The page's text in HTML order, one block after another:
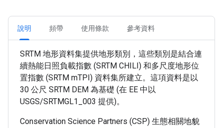
說明 頻帶 使用條款 參考資料
SRTM 地形資料集提供地形類別，這些類別是結合連
續熱能日照負載指數 (SRTM CHILI) 和多尺度地形位
置指數 (SRTM mTPI) 資料集所建立。這項資料是以
30 公尺 SRTM DEM 為基礎 (在 EE 中以
USGS/SRTMGL1_003 提供)。
Conservation Science Partners (CSP) 生態相關地貌